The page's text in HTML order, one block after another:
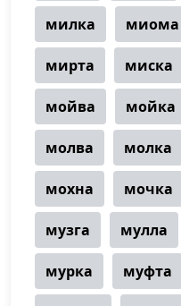
милка миома
мирта миска
мойва мойка
молва молка
мохна мочка
музга мулла
мурка муфта